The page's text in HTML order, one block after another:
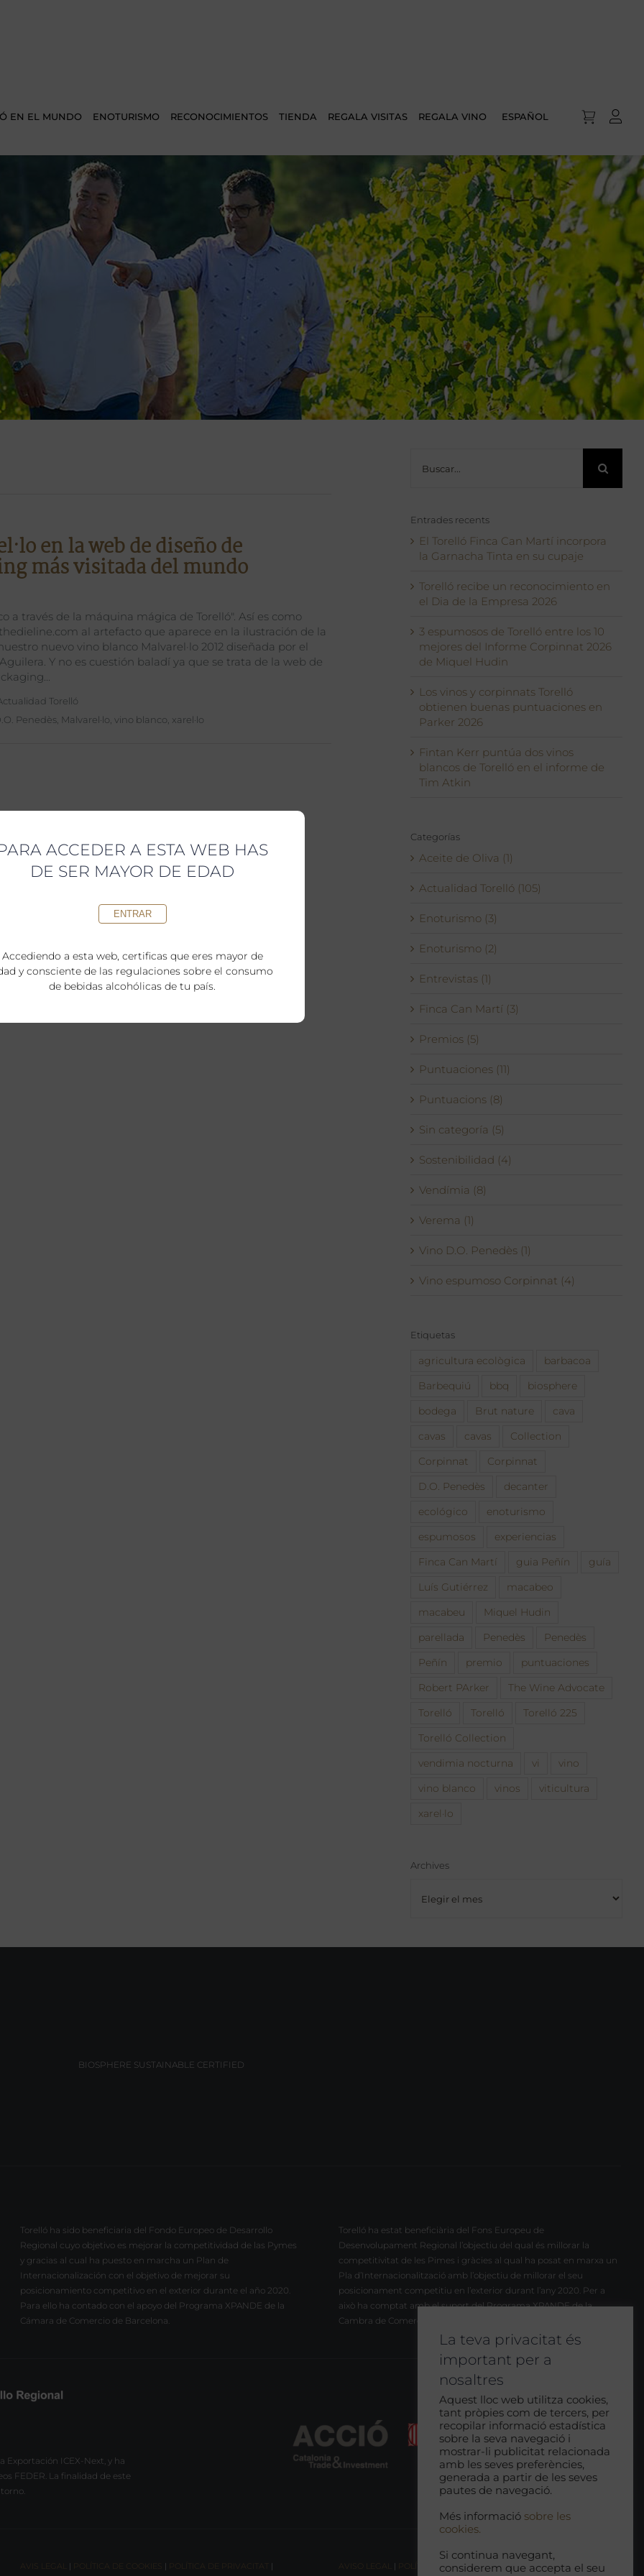
EN EL MUNDO ENOTURISMO RECONOCIMIENTOS TIENDA REGALA VISITAS REGALA VINO ESPAÑOL
en la web de diseño de
más visitada del mundo
a través de la máquina mágica de Torelló". Así es como
al artefacto que aparece en la ilustración de la
nuevo vino blanco Malvarel·lo 2012 diseñada por el
Y no es cuestión baladí ya que se trata de la web de
Torelló
Penedès Malvarel·lo ,vino blanco xarel·lo
Entrades recents
El Torelló Finca Can Martí incorpora
la Garnacha Tinta en su cupaje
Torelló recibe un reconocimiento en
el Dia de la Empresa 2026
3 espumosos de Torelló entre los 10
mejores del Informe Corpinnat 2026
de Miquel Hudin
Los vinos y corpinnats Torelló
obtienen buenas puntuaciones en
Parker 2026
Fintan Kerr puntúa dos vinos
blancos de Torelló en el informe de
Tim Atkin
Categorías
Aceite de Oliva (1)
Actualidad Torelló (105)
Enoturismo (3)
Enoturismo (2)
Entrevistas (1)
Finca Can Martí (3)
Premios (5)
Puntuaciones (11)
Puntuacions (8)
Sin categoría (5)
Sostenibilidad (4)
Vendímia (8)
Verema (1)
Vino D.O. Penedès (1)
Vino espumoso Corpinnat (4)
Etiquetas
agricultura ecològica barbacoa
Barbequiú bbq biosphere
bodega Brut nature cava
cavas cavas Collection
Corpinnat Corpinnat
D.O. Penedès decanter
ecológico enoturismo
espumosos experiencias
Finca Can Martí guia Peñín guía
Luís Gutiérrez macabeo
macabeu Miquel Hudin
parellada Penedès Penedès
Peñín premio puntuaciones
Robert PArker The Wine Advocate
Torelló Torelló Torelló 225
Torelló Collection
vendimia nocturna vi vino
vino blanco vinos viticultura
xarel·lo
Archives
BIOSPHERE SUSTAINABLE CERTIFIED
Torelló ha sido beneficiaria del Fondo Europeo de Desarrollo
Regional cuyo objetivo es mejorar la competitividad de las Pymes
y gracias al cual ha puesto en marcha un Plan de
Internacionalización con el objetivo de mejorar su
posicionamiento competitivo en el exterior durante el año 2020.
Para ello ha contado con el apoyo del Programa XPANDE de la
Cámara de Comercio de Barcelona.
Torelló ha estat beneficiària del Fons Europeu de
Desenvolupament Regional l’objectiu del qual és millorar la
competitivitat de les Pimes i gràcies al qual ha posat en marxa un
Pla d’Internacionalització amb l’objectiu de millorar el seu
posicionament competitiu en l’exterior durant l’any 2020. Per a
això ha comptat amb el suport del Programa XPANDE de la
Cambra de Comerç de Barcelona.
Exportación ICEX-Next, y ha
FEDER. La finalidad de este
AVIS LEGAL | POLÍTICA DE COOKIES | POLÍTICA DE PRIVACITAT | AVISO LEGAL | POLÍTICA DE COOKIES |POLÍTICA DE PRIVACIDAD|
La teva privacitat és
important per a
nosaltres
Aquest lloc web utilitza cookies,
tant pròpies com de tercers, per
recopilar informació estadística
sobre la seva navegació i
mostrar-li publicitat relacionada
amb les seves preferències,
generada a partir de les seves
pautes de navegació.
Més informació sobre les
cookies.
Si continua navegant,
considerem que accepta el seu
ACCEDER A ESTA WEB HAS
DE SER MAYOR DE EDAD
ENTRAR
Accediendo a esta web, certificas que eres mayor de
y consciente de las regulaciones sobre el consumo
de bebidas alcohólicas de tu país.